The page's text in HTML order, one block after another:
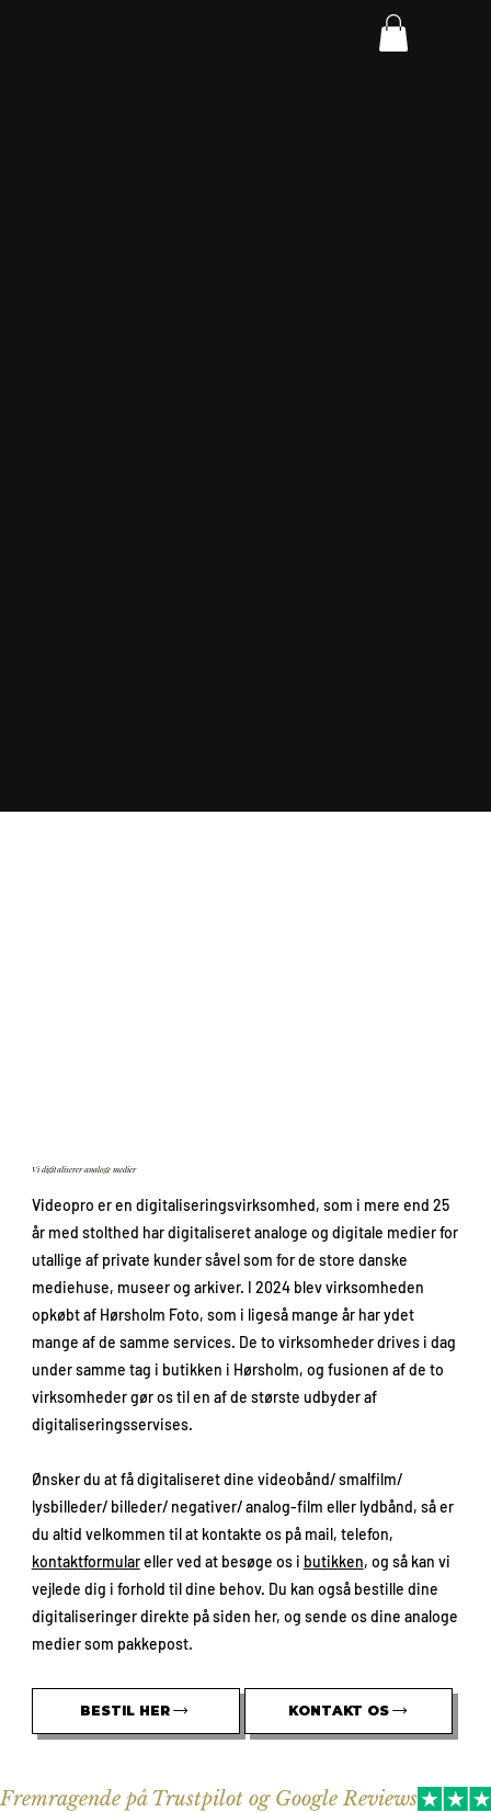
Vi digitaliserer analoge medier
Videopro er en digitaliseringsvirksomhed, som i mere end 25
år med stolthed har digitaliseret analoge og digitale medier for
utallige af private kunder såvel som for de store danske
mediehuse, museer og arkiver. I 2024 blev virksomheden
opkøbt af Hørsholm Foto, som i ligeså mange år har ydet
mange af de samme services. De to virksomheder drives i dag
under samme tag i butikken i Hørsholm, og fusionen af de to
virksomheder gør os til en af de største udbyder af
digitaliseringsservises.
Ønsker du at få digitaliseret dine videobånd/ smalfilm/
lysbilleder/ billeder/ negativer/ analog-film eller lydbånd, så er
du altid velkommen til at kontakte os på mail, telefon,
kontaktformulareller ved at besøge os i butikken, og så kan vi
vejlede dig i forhold til dine behov. Du kan også bestille dine
digitaliseringer direkte på siden her, og sende os dine analoge
medier som pakkepost.
BESTIL HER KONTAKT OS
Fremragende på Trustpilot og Google Reviews